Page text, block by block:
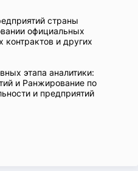
страны
официальных
и других
этапа аналитики:
и Ранжирование по
и предприятий